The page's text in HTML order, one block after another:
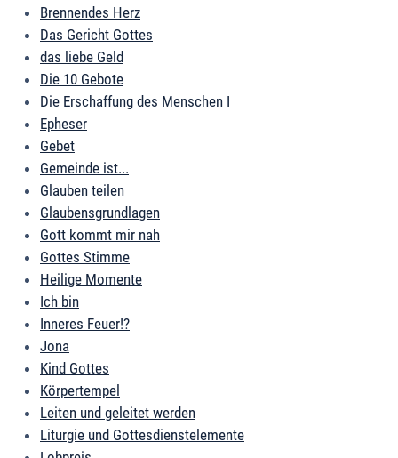
Brennendes Herz
Das Gericht Gottes
das liebe Geld
Die 10 Gebote
Die Erschaffung des Menschen I
Epheser
Gebet
Gemeinde ist...
Glauben teilen
Glaubensgrundlagen
Gott kommt mir nah
Gottes Stimme
Heilige Momente
Ich bin
Inneres Feuer!?
Jona
Kind Gottes
Körpertempel
Leiten und geleitet werden
Liturgie und Gottesdienstelemente